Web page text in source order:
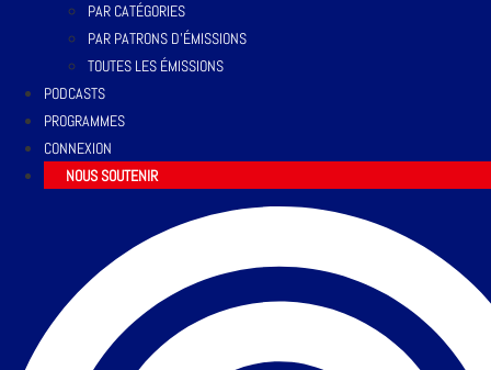
PAR CATÉGORIES
PAR PATRONS D’ÉMISSIONS
TOUTES LES ÉMISSIONS
PODCASTS
PROGRAMMES
CONNEXION
NOUS SOUTENIR